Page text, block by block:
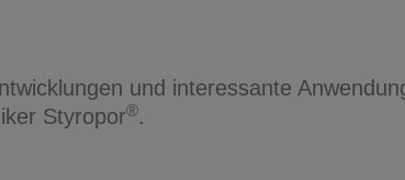
und interessante
Styropor®.